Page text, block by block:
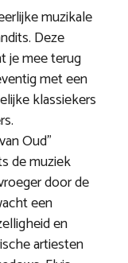
muzikale
Deze
je mee terug
met een
klassiekers
Oud”
de muziek
door de
een
en
artiesten